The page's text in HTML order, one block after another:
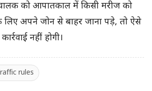
को आपातकाल में किसी मरीज को
अपने जोन से बाहर जाना पड़े, तो ऐसे
नहीं होगी।
rules